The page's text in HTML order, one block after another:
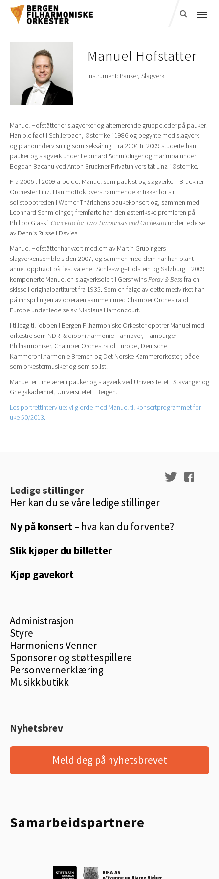
Manuel Hofstätter
Instrument: Pauker,Slagverk
Manuel Hofstätter er slagverker og alternerende gruppeleder på pauker.
Han ble født i Schlierbach, Østerrike i 1986 og begynte med slagverk-
og pianoundervisning som seksåring. Fra 2004 til 2009 studerte han
pauker og slagverk under Leonhard Schmidinger og marimba under
Bogdan Bacanu ved Anton Bruckner Privatuniversität Linz i Østerrike.
Fra 2006 til 2009 arbeidet Manuel som paukist og slagverker i Bruckner
Orchester Linz. Han mottok overstrømmende kritikker for sin
solistopptreden i Werner Thärichens paukekonsert og, sammen med
Leonhard Schmidinger, fremførte han den østerrikske premieren på
Philipp Glass´ Concerto for Two Timpanists and Orchestra under ledelse
av Dennis Russell Davies.
Manuel Hofstätter har vært medlem av Martin Grubingers
slagverkensemble siden 2007, og sammen med dem har han blant
annet opptrådt på festivalene i Schleswig–Holstein og Salzburg. I 2009
komponerte Manuel en slagverksolo til GershwinsPorgy & Bessfra en
skisse i originalpartituret fra 1935. Som en følge av dette medvirket han
på innspillingen av operaen sammen med Chamber Orchestra of
Europe under ledelse av Nikolaus Harnoncourt.
I tillegg til jobben i Bergen Filharmoniske Orkester opptrer Manuel med
orkestre som NDR Radiophilharmonie Hannover, Hamburger
Philharmoniker, Chamber Orchestra of Europe, Deutsche
Kammerphilharmonie Bremen og Det Norske Kammerorkester, både
som orkestermusiker og som solist.
Manuel er timelærer i pauker og slagverk ved Universitetet i Stavanger og
Griegakademiet, Universitetet i Bergen.
Les portrettintervjuet vi gjorde med Manuel til konsertprogrammet for
uke 50/2013.
Ledige stillinger
Her kan du se våre ledige stillinger
Ny på konsert– hva kan du forvente?
Slik kjøper du billetter
Kjøp gavekort
Administrasjon
Styre
Harmoniens Venner
Sponsorer og støttespillere
Personvernerklæring
Musikkbutikk
Nyhetsbrev
Meld deg på nyhetsbrevet
Samarbeidspartnere